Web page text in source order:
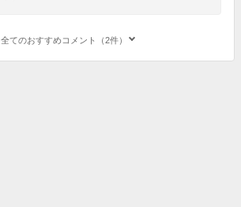
全てのおすすめコメント（2件）